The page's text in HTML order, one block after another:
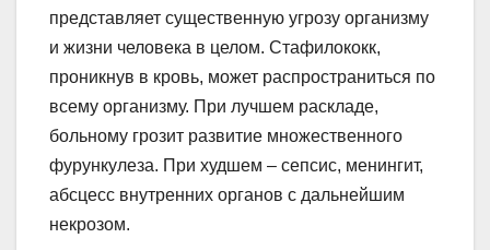
представляет существенную угрозу организму
и жизни человека в целом. Стафилококк,
проникнув в кровь, может распространиться по
всему организму. При лучшем раскладе,
больному грозит развитие множественного
фурункулеза. При худшем – сепсис, менингит,
абсцесс внутренних органов с дальнейшим
некрозом.